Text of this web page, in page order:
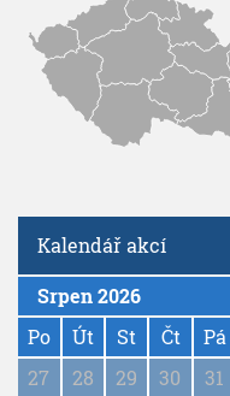
Kalendář akcí
P
a
g
Srpen 2026
Po
Út St Čt Pá
27
28 29 30 31